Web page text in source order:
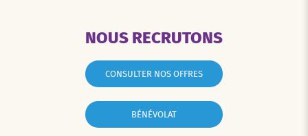
NOUS RECRUTONS
CONSULTER NOS OFFRES
BÉNÉVOLAT